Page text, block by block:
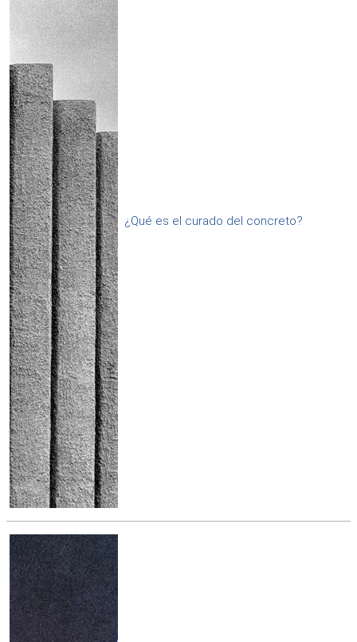
¿Qué es el curado del concreto?